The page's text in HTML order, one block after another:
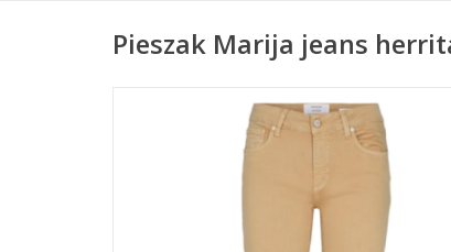
Pieszak Marija jeans